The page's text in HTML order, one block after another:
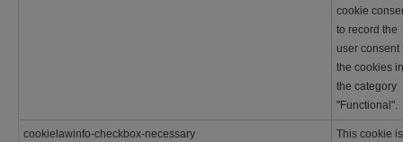
cookie
to record the
user consent
the cookies in
the category
"Functional".
cookielawinfo-checkbox-necessary
This cookie is